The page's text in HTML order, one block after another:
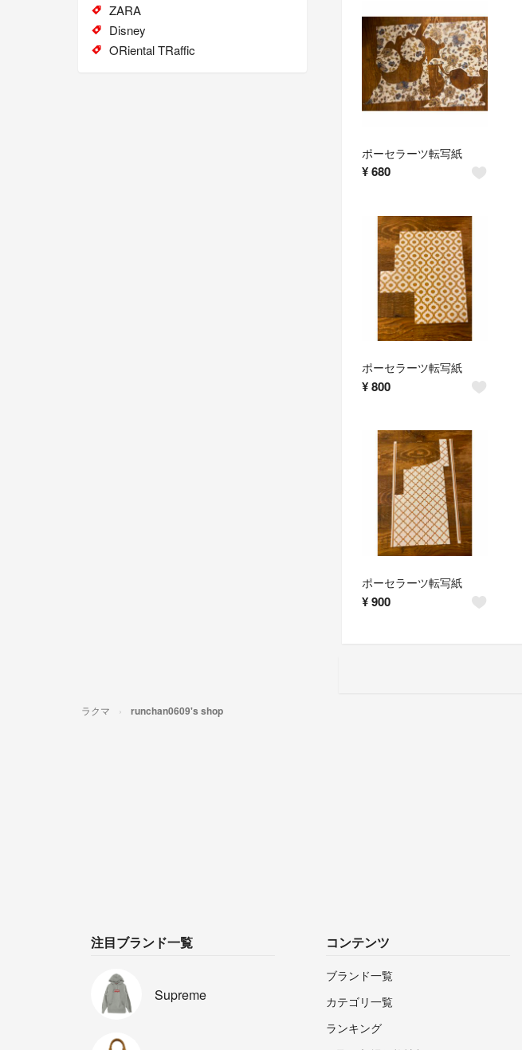
ポーセラーツ転写紙
¥680
ポーセラーツ転写紙
¥800
ポーセラーツ転写紙
¥900
ZARA
Disney
ORiental TRaffic
ラクマ runchan0609's shop
注目ブランド一覧
Supreme
コンテンツ
ブランド一覧
カテゴリ一覧
ランキング